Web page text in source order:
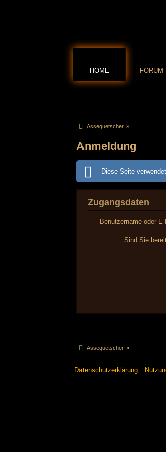
HOME FORUM
Assequetscher »
Anmeldung
Diese Seite
Zugangsdaten
Benutzername oder
Sind Sie
Assequetscher »
Datenschutzerklärung